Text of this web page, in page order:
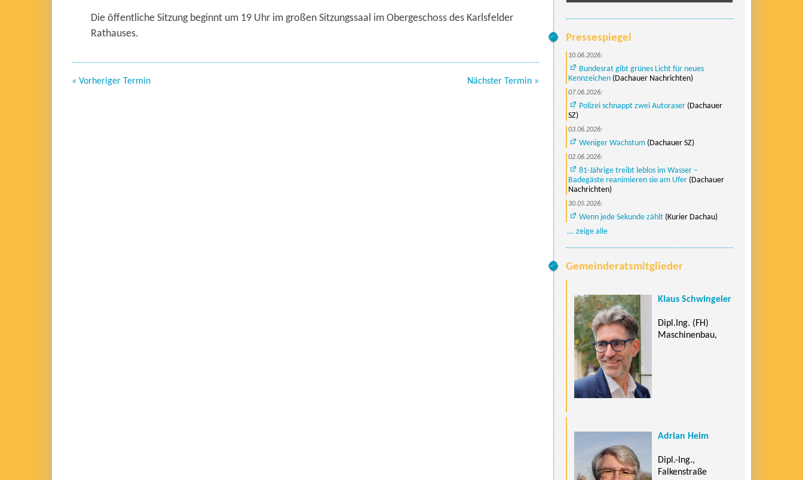
Die öffentliche Sitzung beginnt um 19 Uhr im großen Sitzungssaal im Obergeschoss des Karlsfelder
Rathauses.
« Vorheriger Termin Nächster Termin »
Pressespiegel
10.06.2026:
Bundesrat gibt grünes Licht für neues
Kennzeichen (Dachauer Nachrichten)
07.06.2026:
Polizei schnappt zwei Autoraser (Dachauer
SZ)
03.06.2026:
Weniger Wachstum (Dachauer SZ)
02.06.2026:
81-Jährige treibt leblos im Wasser –
Badegäste reanimieren sie am Ufer (Dachauer
Nachrichten)
30.05.2026:
Wenn jede Sekunde zählt (Kurier Dachau)
... zeige alle
Gemeinderatsmitglieder
Klaus Schwingeler
Dipl.Ing. (FH)
Maschinenbau,
Adrian Heim
Dipl.-Ing.,
Falkenstraße